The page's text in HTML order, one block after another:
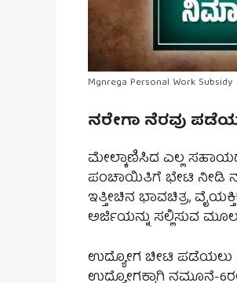
Mgnrega Personal Work Subsidy
ನರೇಗಾ ನೆರವು
ಮೇಲ್ಕಾಣಿಸಿದ ಎಲ್ಲ
ಪಂಚಾಯಿತಿಗೆ ಭೇಟಿ ನೀಡಿ
ಇತ್ತೀಚಿನ ಭಾವಚಿತ್ರ,
ಅರ್ಜಿಯನ್ನು ಸಲ್ಲಿಸುವ
ಉದ್ಯೋಗ ಚೀಟಿ ಪಡೆಯಲು
ಉದ್ಯೋಗಕ್ಕಾಗಿ ನಮೂನೆ-